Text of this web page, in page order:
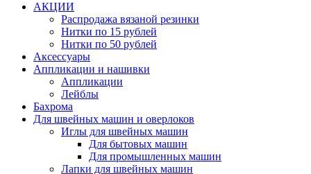
АКЦИИ
Распродажа вязаной резинки
Нитки по 15 рублей
Нитки по 50 рублей
Аксессуары
Аппликации и нашивки
Аппликации
Лейблы
Бахрома
Для швейных машин и оверлоков
Иглы для швейных машин
Для бытовых машин
Для промышленных машин
Лапки для швейных машин